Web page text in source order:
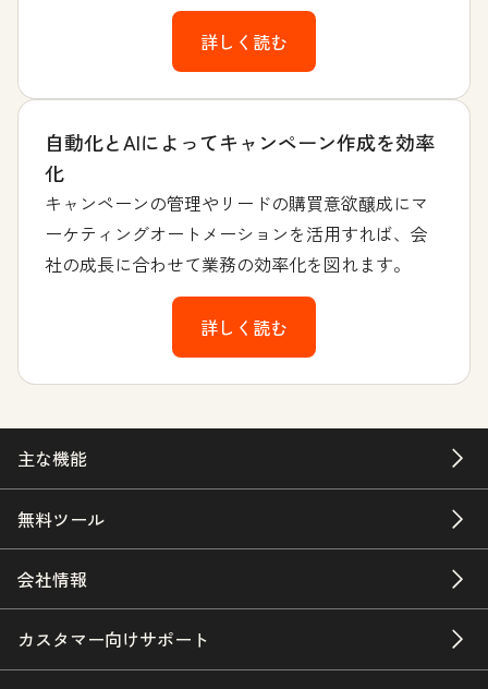
詳しく読む
自動化とAIによってキャンペーン作成を効率
化
キャンペーンの管理やリードの購買意欲醸成にマ
ーケティングオートメーションを活用すれば、会
社の成長に合わせて業務の効率化を図れます。
詳しく読む
主な機能
無料ツール
会社情報
カスタマー向けサポート